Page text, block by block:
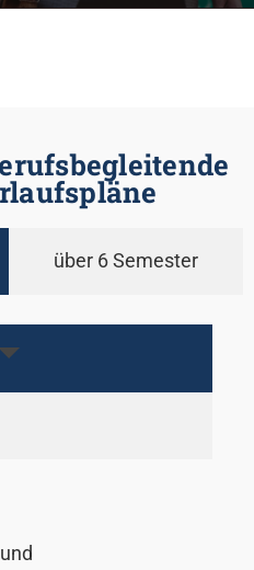
über 6 Semester